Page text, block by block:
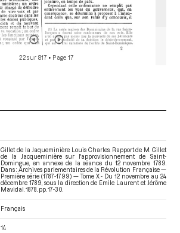
22 sur 817 • Page 17
Gillet de la Jaqueminière Louis Charles. Rapport de M. Gillet
de la Jacqueminière sur l'approvisionnement de Saint-
Domingue, en annexe de la séance du 12 novembre 1789.
Dans : Archives parlementaires de la Révolution Française —
Première série (1787-1799) — Tome X - Du 12 novembre au 24
décembre 1789 , sous la direction de Emile Laurent et Jérôme
Mavidal. 1878. pp. 17-30.
Français
14